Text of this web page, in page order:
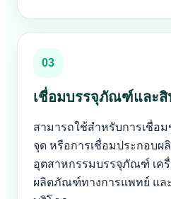
03
เชื่อมบรรจุภัณฑ์และ
สามารถใช้สำหรับการเชื่อ
จุด หรือการเชื่อมประกอบ
อุตสาหกรรมบรรจุภัณฑ์ เครื่
ผลิตภัณฑ์ทางการแพทย์ แล